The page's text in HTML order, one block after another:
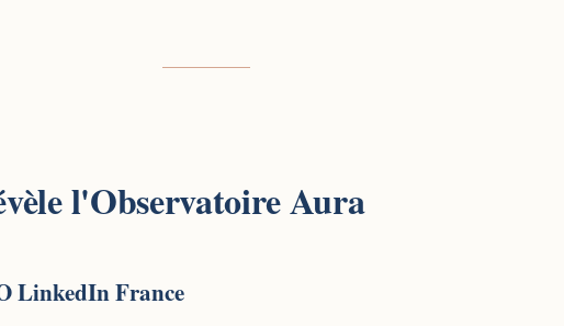
l'Observatoire Aura
LinkedIn France